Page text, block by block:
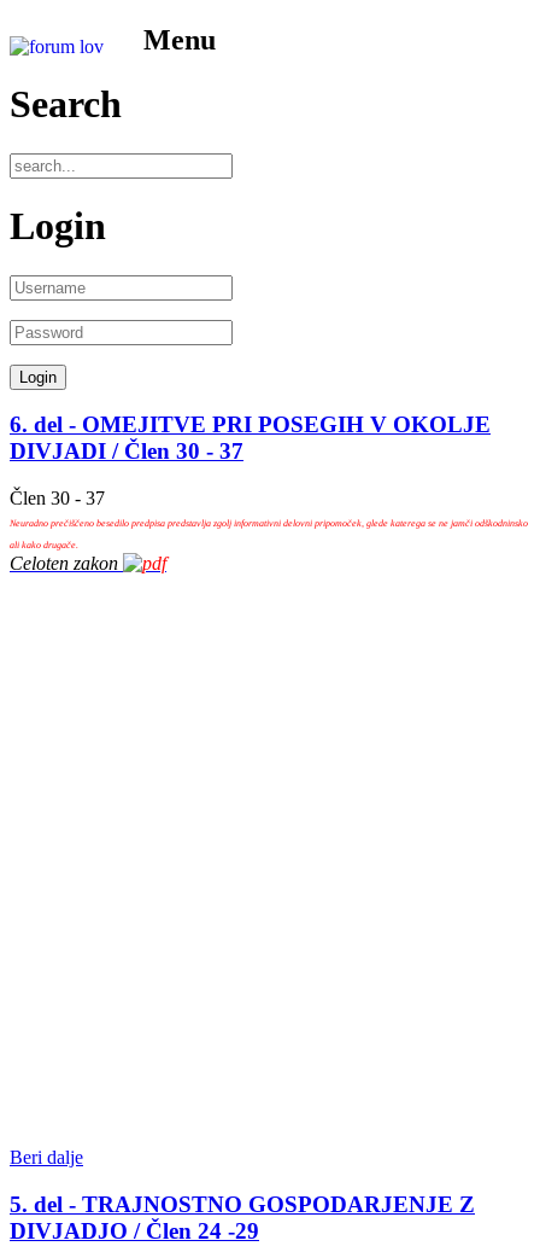
Menu
Search
Login
6. del - OMEJITVE PRI POSEGIH V OKOLJE
DIVJADI / Člen 30 - 37
Člen 30 - 37
Neuradno prečiščeno besedilo predpisa predstavlja zgolj informativni delovni pripomoček, glede katerega se ne jamči odškodninsko
ali kako drugače.
Celoten zakon
Beri dalje
5. del - TRAJNOSTNO GOSPODARJENJE Z
DIVJADJO / Člen 24 -29